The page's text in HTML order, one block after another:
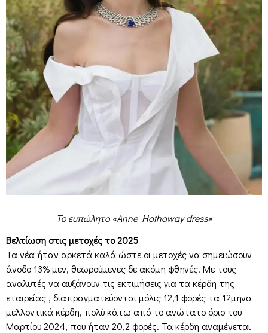
Το ευπώλητο «Anne Hathaway dress»
Βελτίωση στις μετοχές το 2025
Τα νέα ήταν αρκετά καλά ώστε οι μετοχές να σημειώσουν
άνοδο 13% μεν, θεωρούμενες δε ακόμη φθηνές. Με τους
αναλυτές να αυξάνουν τις εκτιμήσεις για τα κέρδη της
εταιρείας , διαπραγματεύονται μόλις 12,1 φορές τα 12μηνα
μελλοντικά κέρδη, πολύ κάτω από το ανώτατο όριο του
Μαρτίου 2024, που ήταν 20,2 φορές. Τα κέρδη αναμένεται